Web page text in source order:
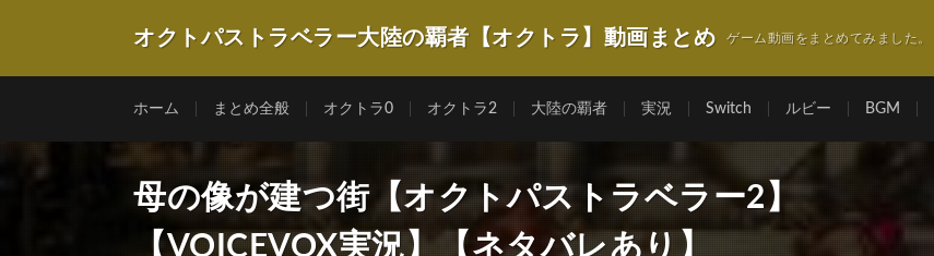
オクトパストラベラー大陸の覇者【オクトラ】動画まとめ ゲーム動画をまとめてみました。
ホーム まとめ全般 オクトラ0 オクトラ2 大陸の覇者 実況 Switch ルビー BGM
母の像が建つ街【オクトパストラベラー2】
【VOICEVOX実況】【ネタバレあり】